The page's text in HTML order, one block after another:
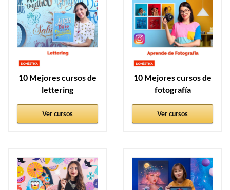
10 Mejores cursos de
lettering
Ver cursos
10 Mejores cursos de
fotografía
Ver cursos